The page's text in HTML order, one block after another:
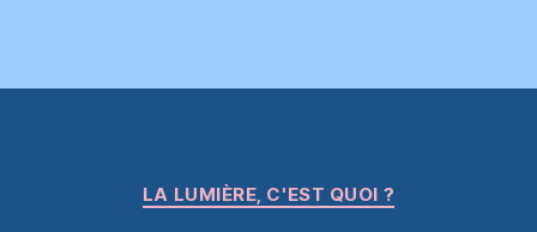
Catégories
LA LUMIÈRE, C'EST QUOI ?